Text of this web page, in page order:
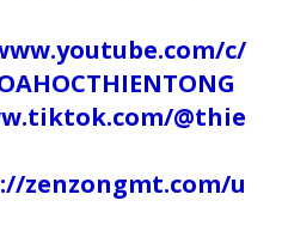
c/
@thie
zenzongmt.com/u